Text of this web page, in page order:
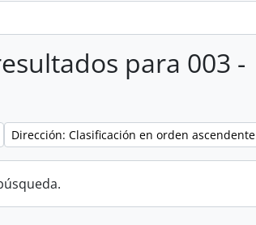
para 003 -
Dirección: Clasificación en orden ascendente